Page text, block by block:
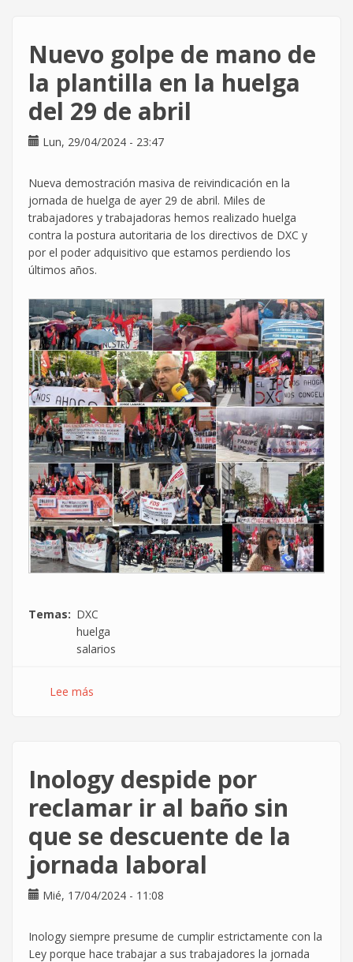
ante
pasividad
de
directivos
sin
Nuevo golpe de mano de
la plantilla en la huelga
del 29 de abril
Lun, 29/04/2024 - 23:47
Nueva demostración masiva de reivindicación en la
jornada de huelga de ayer 29 de abril. Miles de
trabajadores y trabajadoras hemos realizado huelga
contra la postura autoritaria de los directivos de DXC y
por el poder adquisitivo que estamos perdiendo los
últimos años.
Temas
DXC
huelga
salarios
Lee más
de
la
plantilla
en
la
huelga
29
abril
Inology despide por
reclamar ir al baño sin
que se descuente de la
jornada laboral
Mié, 17/04/2024 - 11:08
Inology siempre presume de cumplir estrictamente con la
Ley porque hace trabajar a sus trabajadores la jornada